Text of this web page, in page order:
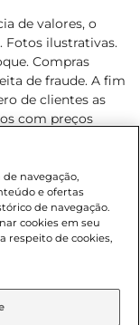
de valores, o
Fotos ilustrativas.
Compras
de fraude. A fim
de clientes as
com preços
exclusivos para
hoje, podendo
a venda
anos, conforme
da Criança e do
para o
on-line é de
navegação,
e ofertas
de navegação.
cookies em seu
respeito de cookies,